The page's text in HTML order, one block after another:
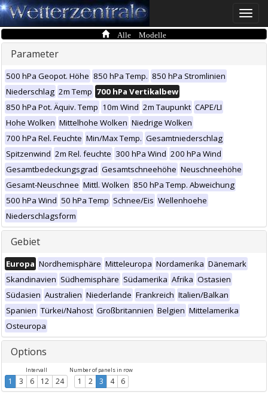
Toggle
Alle Modelle
Parameter
500 hPa Geopot. Höhe 850 hPa Temp. 850 hPa Stromlinien
Niederschlag 2m Temp 700 hPa Vertikalbew
850 hPa Pot. Äquiv. Temp 10m Wind 2m Taupunkt CAPE/LI
Hohe Wolken Mittelhohe Wolken Niedrige Wolken
700 hPa Rel. Feuchte Min/Max Temp. Gesamtniederschlag
Spitzenwind 2m Rel. feuchte 300 hPa Wind 200 hPa Wind
Gesamtbedeckungsgrad Gesamtschneehöhe Neuschneehöhe
Gesamt-Neuschnee Mittl. Wolken 850 hPa Temp. Abweichung
500 hPa Wind 50 hPa Temp Schnee/Eis Wellenhoehe
Niederschlagsform
Gebiet
Europa Nordhemisphäre Mitteleuropa Nordamerika Dänemark
Skandinavien Südhemisphäre Südamerika Afrika Ostasien
Südasien Australien Niederlande Frankreich Italien/Balkan
Spanien Türkei/Nahost Großbritannien Belgien Mittelamerika
Osteuropa
Options
Intervall
1 3 6 12 24
Number of panels in row
1 2 3 4 6